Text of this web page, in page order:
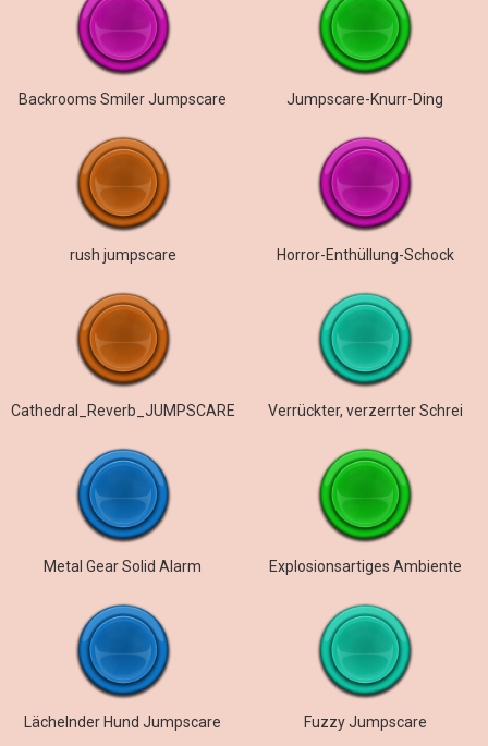
Backrooms Smiler Jumpscare Jumpscare-Knurr-Ding
rush jumpscare Horror-Enthüllung-Schock
Cathedral_Reverb_JUMPSCARE Verrückter, verzerrter Schrei
Metal Gear Solid Alarm Explosionsartiges Ambiente
Lächelnder Hund Jumpscare Fuzzy Jumpscare